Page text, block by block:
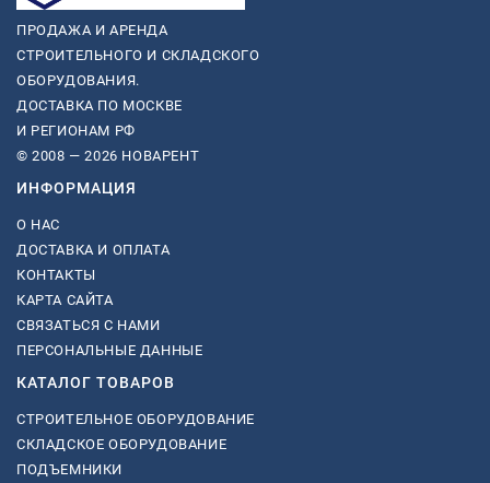
ПРОДАЖА И АРЕНДА
СТРОИТЕЛЬНОГО И СКЛАДСКОГО
ОБОРУДОВАНИЯ.
ДОСТАВКА ПО МОСКВЕ
И РЕГИОНАМ РФ
© 2008 — 2026 НОВАРЕНТ
ИНФОРМАЦИЯ
О НАС
ДОСТАВКА И ОПЛАТА
КОНТАКТЫ
КАРТА САЙТА
СВЯЗАТЬСЯ С НАМИ
ПЕРСОНАЛЬНЫЕ ДАННЫЕ
КАТАЛОГ ТОВАРОВ
СТРОИТЕЛЬНОЕ ОБОРУДОВАНИЕ
СКЛАДСКОЕ ОБОРУДОВАНИЕ
ПОДЪЕМНИКИ